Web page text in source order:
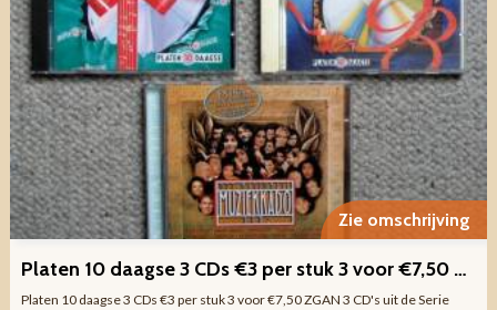
Zie omschrijving
Platen 10 daagse 3 CDs €3 per stuk 3 voor €7,50 ZGAN
Platen 10 daagse 3 CDs €3 per stuk 3 voor €7,50 ZGAN 3 CD's uit de Serie